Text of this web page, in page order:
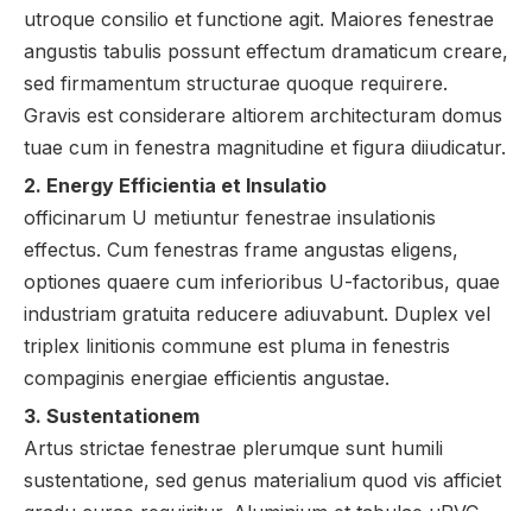
utroque consilio et functione agit. Maiores fenestrae
angustis tabulis possunt effectum dramaticum creare,
sed firmamentum structurae quoque requirere.
Gravis est considerare altiorem architecturam domus
tuae cum in fenestra magnitudine et figura diiudicatur.
2. Energy Efficientia et Insulatio
officinarum U metiuntur fenestrae insulationis
effectus. Cum fenestras frame angustas eligens,
optiones quaere cum inferioribus U-factoribus, quae
industriam gratuita reducere adiuvabunt. Duplex vel
triplex linitionis commune est pluma in fenestris
compaginis energiae efficientis angustae.
3. Sustentationem
Artus strictae fenestrae plerumque sunt humili
sustentatione, sed genus materialium quod vis afficiet